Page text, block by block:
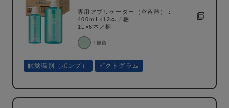
専用アプリケーター（空容器）：
400ｍL×12本／梱
1L×6本／梱
触覚識別（ポンプ） ピクトグラム